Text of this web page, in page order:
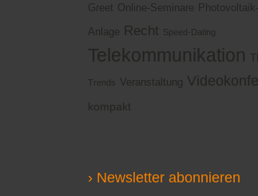
Greet Online-Seminare
Anlage Recht Speed-Dating
Telekommunikation
Trends Veranstaltung
kompakt
› Newsletter abonnieren